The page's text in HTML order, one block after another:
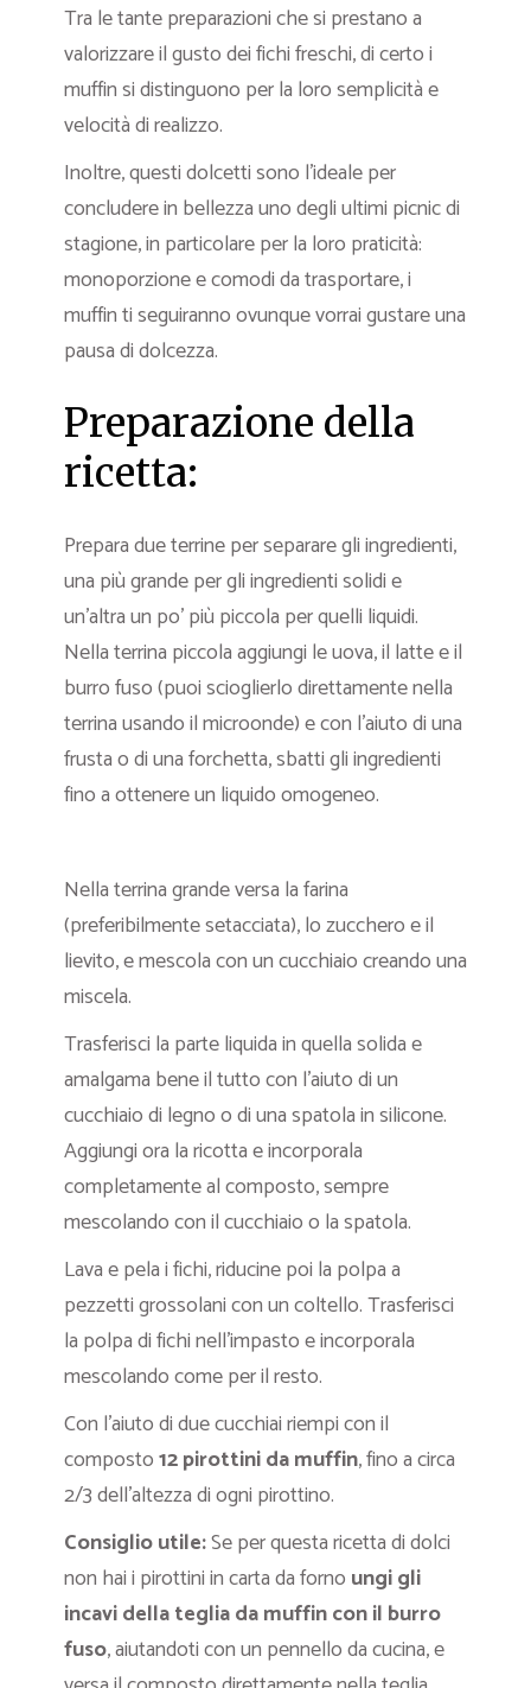
Tra le tante preparazioni che si prestano a
valorizzare il gusto dei fichi freschi, di certo i
muffin si distinguono per la loro semplicità e
velocità di realizzo.
Inoltre, questi dolcetti sono l’ideale per
concludere in bellezza uno degli ultimi picnic di
stagione, in particolare per la loro praticità:
monoporzione e comodi da trasportare, i
muffin ti seguiranno ovunque vorrai gustare una
pausa di dolcezza.
Preparazione della
ricetta:
Prepara due terrine per separare gli ingredienti,
una più grande per gli ingredienti solidi e
un’altra un po’ più piccola per quelli liquidi.
Nella terrina piccola aggiungi le uova, il latte e il
burro fuso (puoi scioglierlo direttamente nella
terrina usando il microonde) e con l’aiuto di una
frusta o di una forchetta, sbatti gli ingredienti
fino a ottenere un liquido omogeneo.
Nella terrina grande versa la farina
(preferibilmente setacciata), lo zucchero e il
lievito, e mescola con un cucchiaio creando una
miscela.
Trasferisci la parte liquida in quella solida e
amalgama bene il tutto con l’aiuto di un
cucchiaio di legno o di una spatola in silicone.
Aggiungi ora la ricotta e incorporala
completamente al composto, sempre
mescolando con il cucchiaio o la spatola.
Lava e pela i fichi, riducine poi la polpa a
pezzetti grossolani con un coltello. Trasferisci
la polpa di fichi nell’impasto e incorporala
mescolando come per il resto.
Con l’aiuto di due cucchiai riempi con il
composto12 pirottini da muffin, fino a circa
2/3 dell’altezza di ogni pirottino.
Consiglio utile:Se per questa ricetta di dolci
non hai i pirottini in carta da forno ungi gli
incavi della teglia da muffin con il burro
fuso, aiutandoti con un pennello da cucina, e